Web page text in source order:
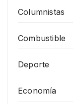
Columnistas
Combustible
Deporte
Economía